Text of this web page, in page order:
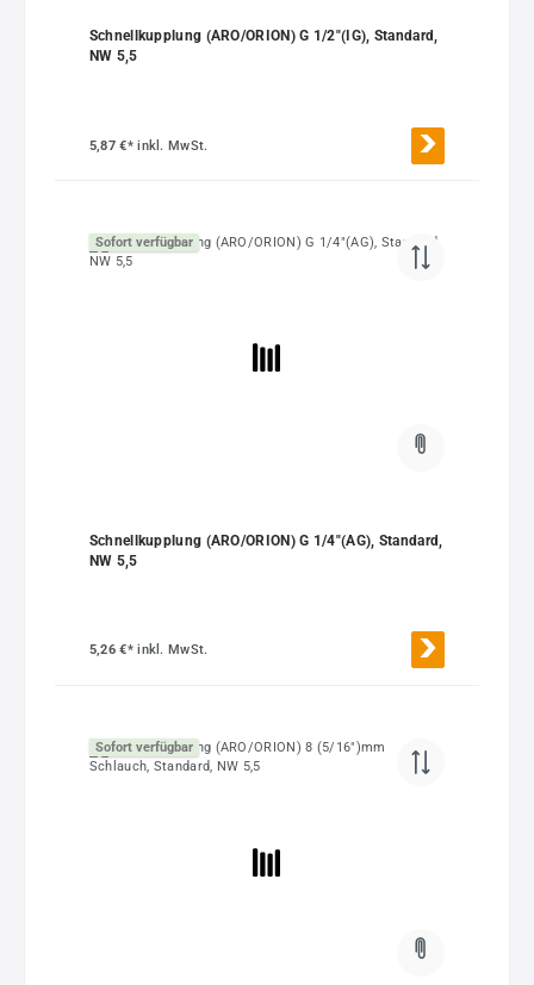
Schnellkupplung (ARO/ORION) G 1/2"(IG), Standard,
NW 5,5
5,87 €*inkl. MwSt.
Sofort verfügbar
Schnellkupplung (ARO/ORION) G 1/4"(AG), Standard,
NW 5,5
5,26 €*inkl. MwSt.
Sofort verfügbar